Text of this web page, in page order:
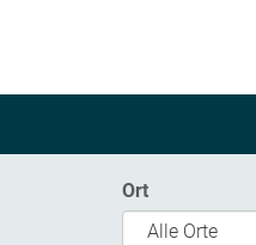
Ort
Alle Orte